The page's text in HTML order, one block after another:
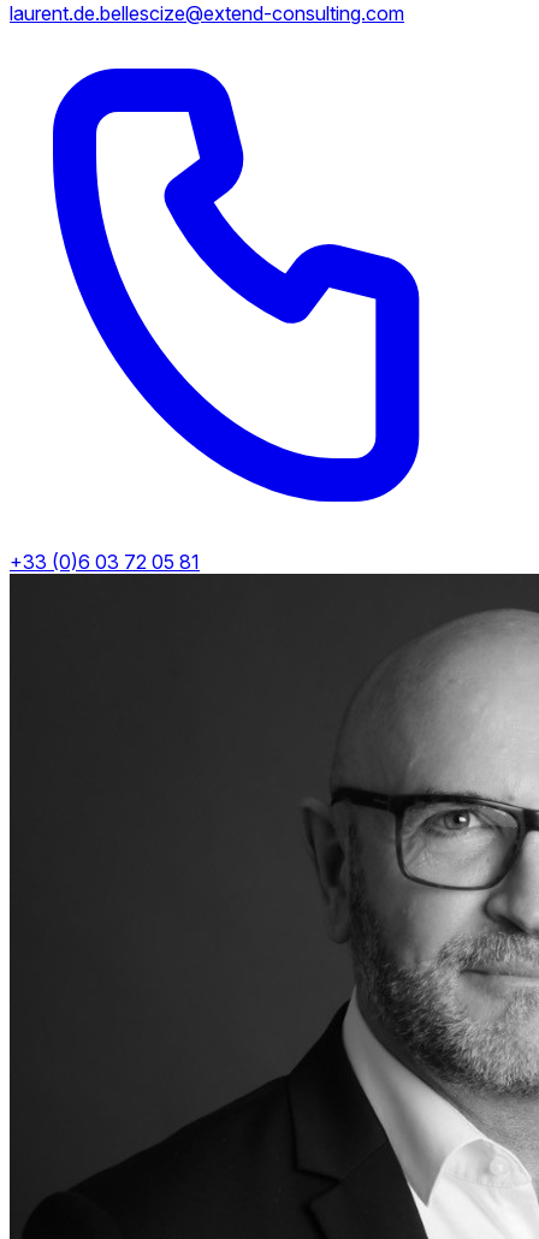
laurent.de.bellescize@extend-consulting.com
+33 (0)6 03 72 05 81